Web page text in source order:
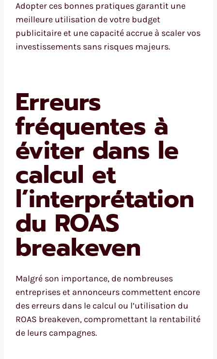
Adopter ces bonnes pratiques garantit une
meilleure utilisation de votre budget
publicitaire et une capacité accrue à scaler vos
investissements sans risques majeurs.
Erreurs
fréquentes à
éviter dans le
calcul et
l’interprétation
du ROAS
breakeven
Malgré son importance, de nombreuses
entreprises et annonceurs commettent encore
des erreurs dans le calcul ou l’utilisation du
ROAS breakeven, compromettant la rentabilité
de leurs campagnes.